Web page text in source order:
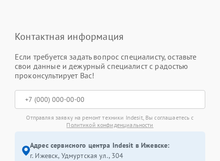
Контактная информация
Если требуется задать вопрос специалисту, оставьте
свои данные и дежурный специалист с радостью
проконсультирует Вас!
Отправляя заявку на ремонт техники Indesit, Вы соглашаетесь с
Политикой конфиденциальности
Адрес сервисного центра Indesit в Ижевске:
г. Ижевск, Удмуртская ул., 304